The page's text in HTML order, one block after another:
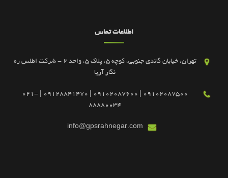
اطلاعات تماس
تهران، خیابان گاندی جنوبی، کوچه 5، پلاک 5، واحد 2 - شرکت اطلس ره
نگار آریا
09102087500 | 09102087600 | 09128841470 | 021-
88880034
info@gpsrahnegar.com